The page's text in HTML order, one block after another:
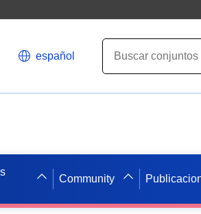
español
Community